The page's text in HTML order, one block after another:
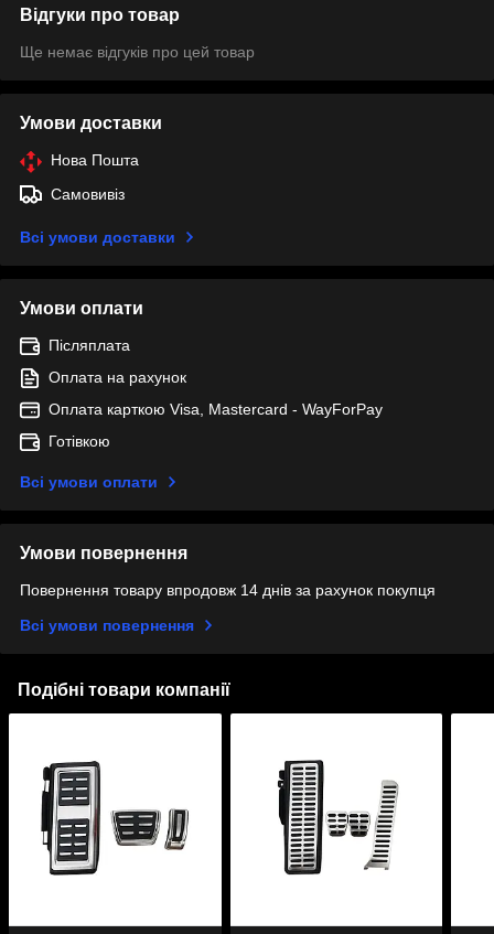
Відгуки про товар
Ще немає відгуків про цей товар
Умови доставки
Нова Пошта
Самовивіз
Всі умови доставки
Умови оплати
Післяплата
Оплата на рахунок
Оплата карткою Visa, Mastercard - WayForPay
Готівкою
Всі умови оплати
Умови повернення
Повернення товару впродовж 14 днів за рахунок покупця
Всі умови повернення
Подібні товари компанії